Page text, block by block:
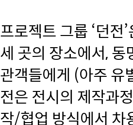
프로젝트 그룹 ‘던
세 곳의 장소에서,
관객들에게 (아주 유
전은 전시의 제작과
작/협업 방식에서 차